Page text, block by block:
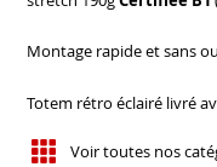
Montage rapide et sans
Totem rétro éclairé livré
Voir toutes nos